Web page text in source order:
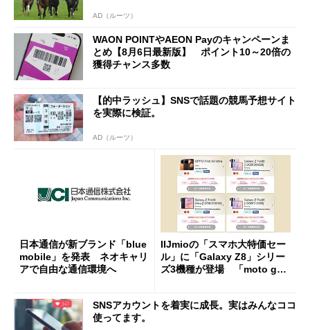
AD（ルーツ）
WAON POINTやAEON Payのキャンペーンま
とめ【8月6日最新版】 ポイント10～20倍の
獲得チャンス多数
【的中ラッシュ】SNSで話題の競馬予想サイト
を実際に検証。
AD（ルーツ）
日本通信が新ブランド「blue
mobile」を発表 ネオキャリ
アで自由な通信環境へ
IIJmioの「スマホ大特価セー
ル」に「Galaxy Z8」シリー
ズ3機種が登場 「moto g37
SNSアカウントを着実に成長。実はみんなココ
使ってます。